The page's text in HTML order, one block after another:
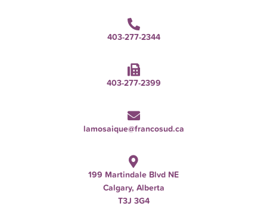
403-277-2344
403-277-2399
lamosaique@francosud.ca
199 Martindale Blvd NE
Calgary, Alberta
T3J 3G4